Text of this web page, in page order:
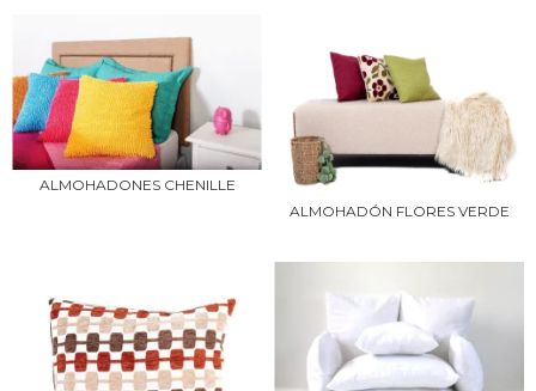
ALMOHADONES CHENILLE
ALMOHADÓN FLORES VERDE